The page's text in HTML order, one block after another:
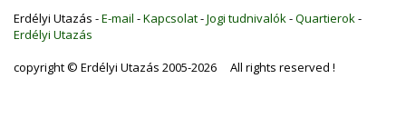
Erdélyi Utazás -E-mail -Kapcsolat-Jogi tudnivalók -Quartierok -
Erdélyi Utazás
copyright © Erdélyi Utazás 2005-2026 All rights reserved !